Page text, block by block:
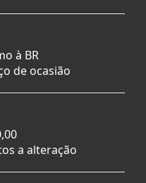
à BR
de ocasião
a alteração